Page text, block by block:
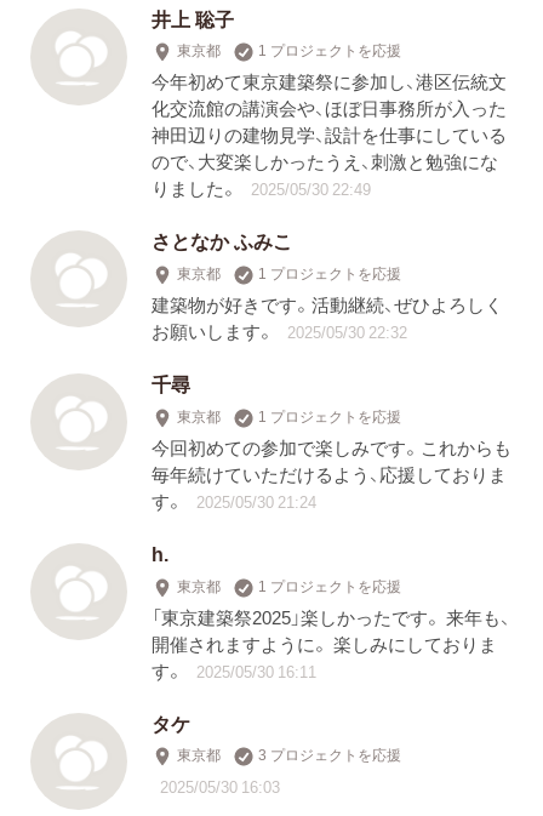
井上 聡子
東京都 1 プロジェクトを応援
今年初めて東京建築祭に参加し、港区伝統文
化交流館の講演会や、ほぼ日事務所が入った
神田辺りの建物見学、設計を仕事にしている
ので、大変楽しかったうえ、刺激と勉強にな
りました。
2025/05/30 22:49
さとなか ふみこ
東京都 1 プロジェクトを応援
建築物が好きです。活動継続、ぜひよろしく
お願いします。
2025/05/30 22:32
千尋
東京都 1 プロジェクトを応援
今回初めての参加で楽しみです。これからも
毎年続けていただけるよう、応援しておりま
す。
2025/05/30 21:24
h.
東京都 1 プロジェクトを応援
「東京建築祭2025」楽しかったです。 来年も、
開催されますように。 楽しみにしておりま
す。
2025/05/30 16:11
タケ
東京都 3 プロジェクトを応援
2025/05/30 16:03